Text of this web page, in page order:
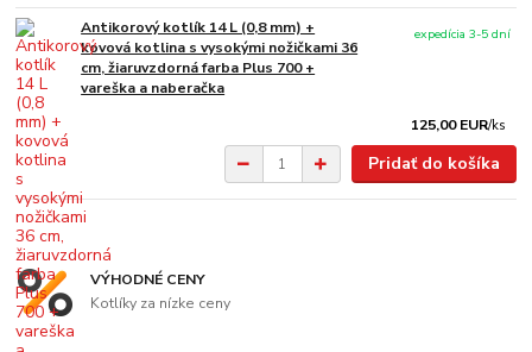
Antikorový kotlík 14 L (0,8 mm) +
kovová kotlina s vysokými nožičkami 36
cm, žiaruvzdorná farba Plus 700 +
vareška a naberačka
125,00 EUR/ks
expedícia 3-5 dní
Pridať do košíka
VÝHODNÉ CENY
Kotlíky za nízke ceny